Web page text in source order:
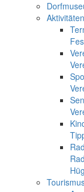
Aktivitäten